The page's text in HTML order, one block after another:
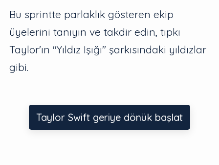
Bu sprintte parlaklık gösteren ekip
üyelerini tanıyın ve takdir edin, tıpkı
Taylor'ın "Yıldız Işığı" şarkısındaki yıldızlar
gibi.
Taylor Swift geriye dönük başlat